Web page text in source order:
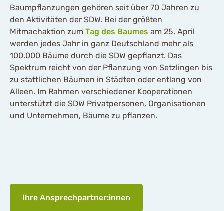
gelesen haben.
Akzeptieren
Baumpflanzungen gehören seit über 70 Jahren zu
den Aktivitäten der SDW. Bei der größten
Mitmachaktion zum Tag des Baumes am 25. April
werden jedes Jahr in ganz Deutschland mehr als
100.000 Bäume durch die SDW gepflanzt. Das
Spektrum reicht von der Pflanzung von Setzlingen bis
zu stattlichen Bäumen in Städten oder entlang von
Alleen. Im Rahmen verschiedener Kooperationen
unterstützt die SDW Privatpersonen, Organisationen
und Unternehmen, Bäume zu pflanzen.
Ihre Ansprechpartner:innen